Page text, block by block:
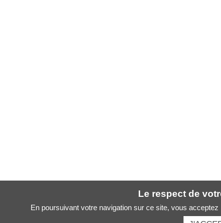
Le respect de
En poursuivant votre navigation sur ce site, vous